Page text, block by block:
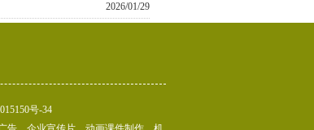
2026/01/29
号-34